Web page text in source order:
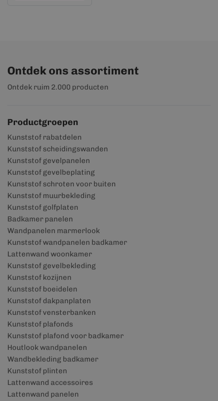
Ontdek ons assortiment
Ontdek ruim 2.000 producten
Productgroepen
Kunststof rabatdelen
Kunststof scheidingswanden
Kunststof gevelpanelen
Kunststof gevelbeplating
Kunststof schroten voor buiten
Kunststof muurbekleding
Kunststof golfplaten
Badkamer panelen
Wandpanelen marmerlook
Kunststof wandpanelen badkamer
Lattenwand woonkamer
Kunststof gevelbekleding
Kunststof kozijnen
Kunststof boeidelen
Kunststof dakpanplaten
Kunststof vensterbanken
Kunststof plafonds
Kunststof plafond voor badkamer
Houtlook wandpanelen
Wandbekleding badkamer
Kunststof plinten
Lattenwand accessoires
Lattenwand panelen